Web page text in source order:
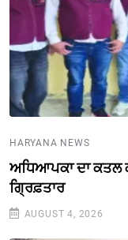
HARYANA NEWS
ਅਧਿਆਪਕਾ ਦਾ ਕਤਲ
ਗ੍ਰਿਫ਼ਤਾਰ
AUGUST 4, 2026